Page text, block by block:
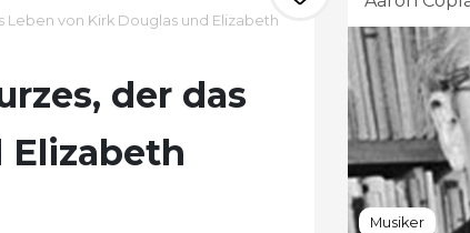
von Kirk Douglas und Elizabeth
der das
Elizabeth
Musiker